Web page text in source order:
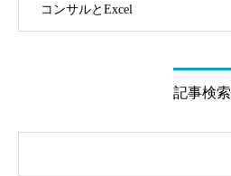
コンサルとExcel
記事検索